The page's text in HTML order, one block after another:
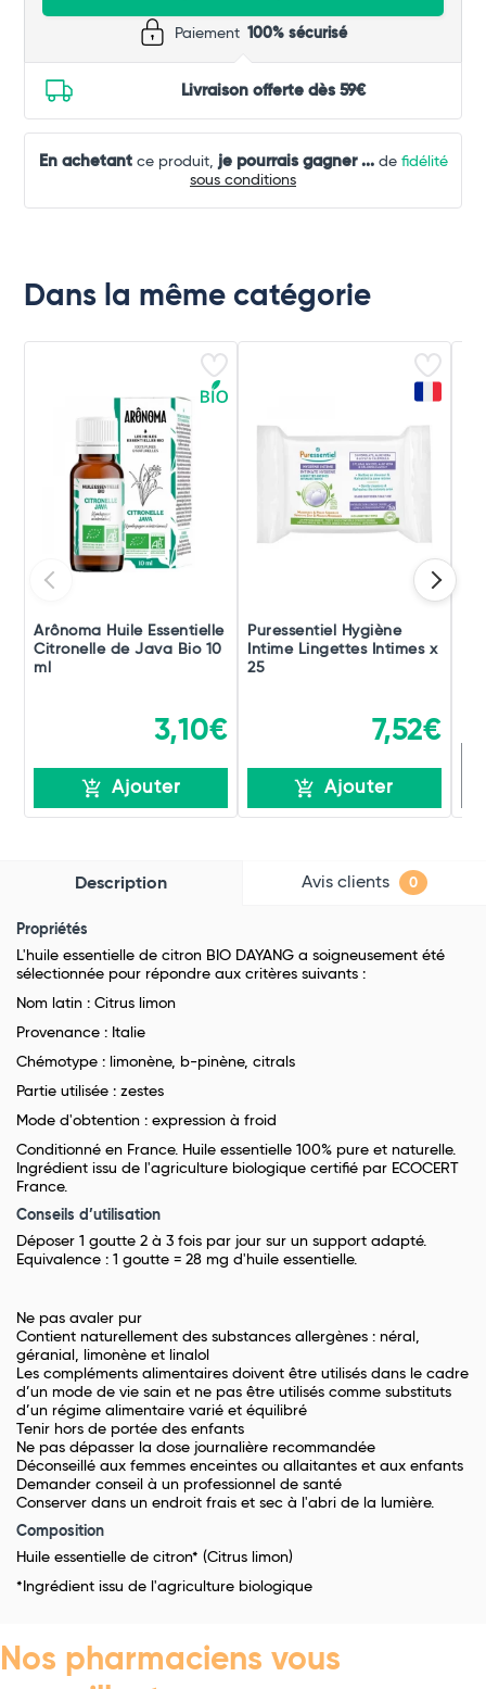
Paiement 100% sécurisé
Livraison offerte dès 59€
En achetantce produit, je pourrais gagner ...de fidélité
sous conditions
Dans la même catégorie
Arônoma Huile Essentielle
Citronelle de Java Bio 10
ml
3,10€
Ajouter
Puressentiel Hygiène
Intime Lingettes Intimes x
25
7,52€
Ajouter
Description Avis clients 0
Propriétés
L'huile essentielle de citron BIO DAYANG a soigneusement été
sélectionnée pour répondre aux critères suivants :
Nom latin : Citrus limon
Provenance : Italie
Chémotype : limonène, b-pinène, citrals
Partie utilisée : zestes
Mode d'obtention : expression à froid
Conditionné en France. Huile essentielle 100% pure et naturelle.
Ingrédient issu de l'agriculture biologique certifié par ECOCERT
France.
Conseils d’utilisation
Déposer 1 goutte 2 à 3 fois par jour sur un support adapté.
Equivalence : 1 goutte = 28 mg d'huile essentielle.
Ne pas avaler pur
Contient naturellement des substances allergènes : néral,
géranial, limonène et linalol
Les compléments alimentaires doivent être utilisés dans le cadre
d’un mode de vie sain et ne pas être utilisés comme substituts
d’un régime alimentaire varié et équilibré
Tenir hors de portée des enfants
Ne pas dépasser la dose journalière recommandée
Déconseillé aux femmes enceintes ou allaitantes et aux enfants
Demander conseil à un professionnel de santé
Conserver dans un endroit frais et sec à l'abri de la lumière.
Composition
Huile essentielle de citron* (Citrus limon)
*Ingrédient issu de l'agriculture biologique
Nos pharmaciens vous